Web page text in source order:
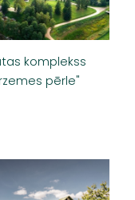
komplekss
pērle"